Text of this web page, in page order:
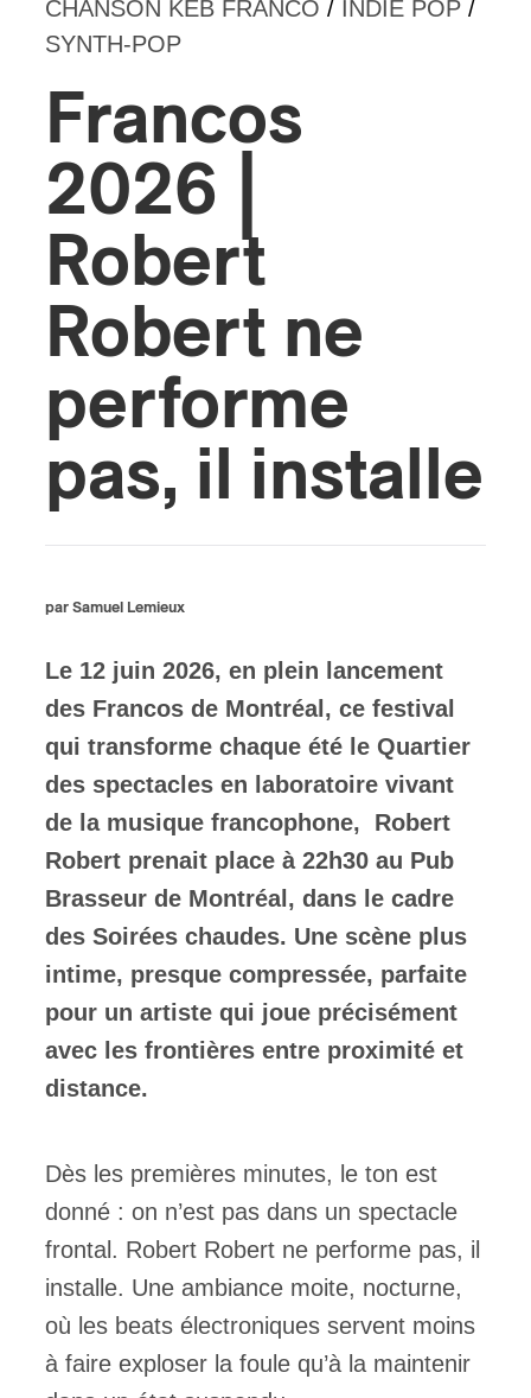
CHANSON KEB FRANCO / INDIE POP /
SYNTH-POP
Francos
2026 |
Robert
Robert ne
performe
pas, il installe
par Samuel Lemieux
Le 12 juin 2026, en plein lancement
des Francos de Montréal, ce festival
qui transforme chaque été le Quartier
des spectacles en laboratoire vivant
de la musique francophone, Robert
Robert prenait place à 22h30 au Pub
Brasseur de Montréal, dans le cadre
des Soirées chaudes. Une scène plus
intime, presque compressée, parfaite
pour un artiste qui joue précisément
avec les frontières entre proximité et
distance.
Dès les premières minutes, le ton est
donné : on n’est pas dans un spectacle
frontal. Robert Robert ne performe pas, il
installe. Une ambiance moite, nocturne,
où les beats électroniques servent moins
à faire exploser la foule qu’à la maintenir